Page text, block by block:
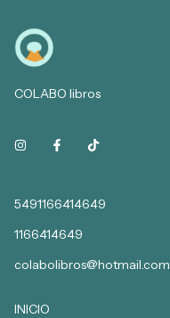
COLABO libros
5491166414649
1166414649
colabolibros@hotmail.com
INICIO